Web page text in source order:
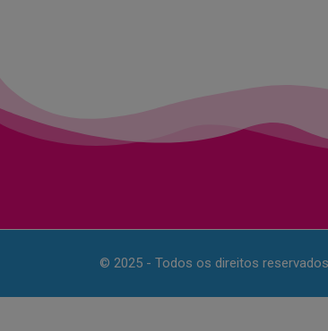
© 2025 - Todos os direitos